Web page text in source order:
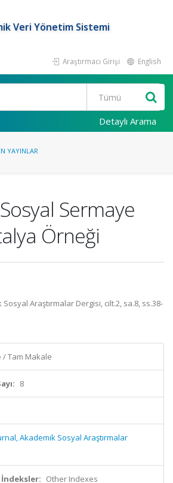
Veri Yönetim Sistemi
Araştırmacı Girişi English
Detaylı Arama
YAYINLAR
Sermaye
Örneği
Araştırmalar Dergisi, cilt.2, sa.8, ss.38-
/ Tam Makale
8
Akademik Sosyal Araştırmalar
İndeksler: Other Indexes